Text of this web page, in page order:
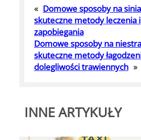
« Domowe sposoby na
skuteczne metody leczenia i
zapobiegania
Domowe sposoby na
skuteczne metody
dolegliwości trawiennych »
INNE ARTYKUŁY